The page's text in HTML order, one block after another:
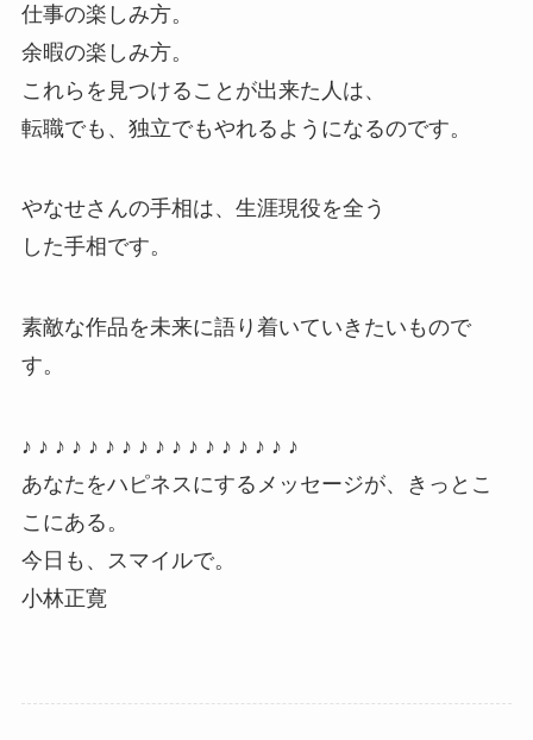
仕事の楽しみ方。
余暇の楽しみ方。
これらを見つけることが出来た人は、
転職でも、独立でもやれるようになるのです。
やなせさんの手相は、生涯現役を全う
した手相です。
素敵な作品を未来に語り着いていきたいもので
す。
♪ ♪ ♪ ♪ ♪ ♪ ♪ ♪ ♪ ♪ ♪ ♪ ♪ ♪ ♪ ♪ ♪
あなたをハピネスにするメッセージが、きっとこ
こにある。
今日も、スマイルで。
小林正寛